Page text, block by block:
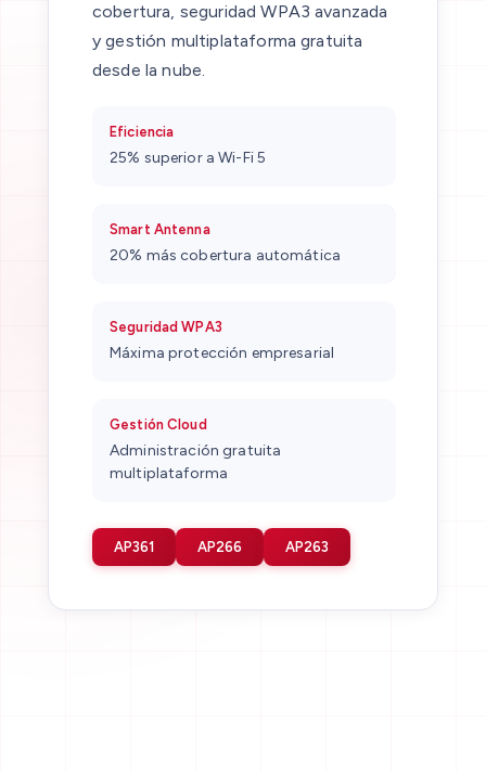
cobertura, seguridad WPA3 avanzada
y gestión multiplataforma gratuita
desde la nube.
Eficiencia
25% superior a Wi-Fi 5
Smart Antenna
20% más cobertura automática
Seguridad WPA3
Máxima protección empresarial
Gestión Cloud
Administración gratuita
multiplataforma
AP361 AP266 AP263